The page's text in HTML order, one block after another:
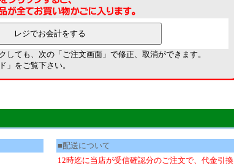
しても、次の「ご注文画面」で修正、取消ができます。
」をご覧下さい。
■配送について
12時迄に当店が受信確認分のご注文で、代金引換